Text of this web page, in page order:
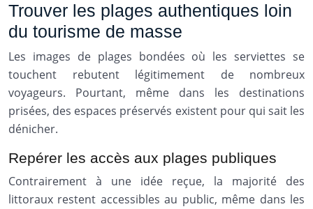
Trouver les plages authentiques loin
du tourisme de masse
Les images de plages bondées où les serviettes se
touchent rebutent légitimement de nombreux
voyageurs. Pourtant, même dans les destinations
prisées, des espaces préservés existent pour qui sait les
dénicher.
Repérer les accès aux plages publiques
Contrairement à une idée reçue, la majorité des
littoraux restent accessibles au public, même dans les